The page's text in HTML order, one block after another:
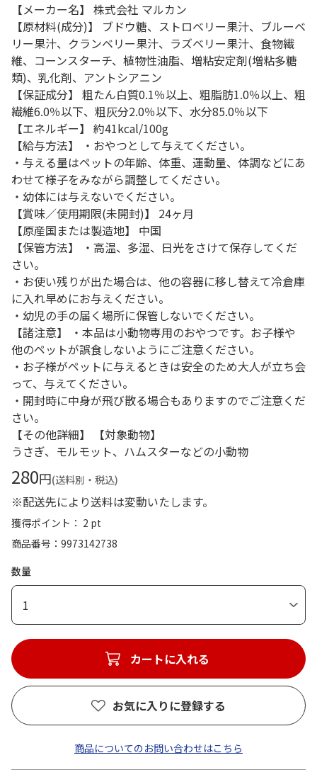
【メーカー名】 株式会社 マルカン
【原材料(成分)】 ブドウ糖、ストロベリー果汁、ブルーベ
リー果汁、クランベリー果汁、ラズベリー果汁、食物繊
維、コーンスターチ、植物性油脂、増粘安定剤(増粘多糖
類)、乳化剤、アントシアニン
【保証成分】 粗たん白質0.1％以上、粗脂肪1.0％以上、粗
繊維6.0％以下、粗灰分2.0％以下、水分85.0％以下
【エネルギー】 約41kcal/100g
【給与方法】 ・おやつとして与えてください。
・与える量はペットの年齢、体重、運動量、体調などにあ
わせて様子をみながら調整してください。
・幼体には与えないでください。
【賞味／使用期限(未開封)】 24ヶ月
【原産国または製造地】 中国
【保管方法】 ・高温、多湿、日光をさけて保存してくだ
さい。
・お使い残りが出た場合は、他の容器に移し替えて冷倉庫
に入れ早めにお与えください。
・幼児の手の届く場所に保管しないでください。
【諸注意】 ・本品は小動物専用のおやつです。お子様や
他のペットが誤食しないようにご注意ください。
・お子様がペットに与えるときは安全のため大人が立ち会
って、与えてください。
・開封時に中身が飛び散る場合もありますのでご注意くだ
さい。
【その他詳細】 【対象動物】
うさぎ、モルモット、ハムスターなどの小動物
280円(送料別・税込)
※配送先により送料は変動いたします。
獲得ポイント： 2 pt
商品番号
9973142738
数量
1
カートに入れる
お気に入りに登録する
商品についてのお問い合わせはこちら